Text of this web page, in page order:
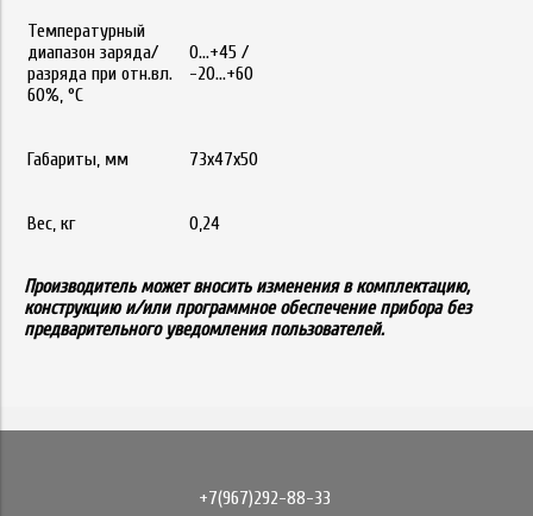
Температурный
диапазон заряда/
разряда при отн.вл.
60%, °С
0...+45 /
-20...+60
Габариты, мм 73x47x50
Вес, кг 0,24
Производитель может вносить изменения в комплектацию,
конструкцию и/или программное обеспечение прибора без
предварительного уведомления пользователей.
+7(967)292-88-33